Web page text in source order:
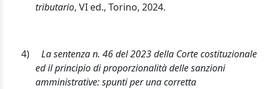
tributario, VI ed., Torino, 2024.
4)
La sentenza n. 46 del 2023 della Corte costituzionale
ed il principio di proporzionalità delle sanzioni
amministrative: spunti per una corretta